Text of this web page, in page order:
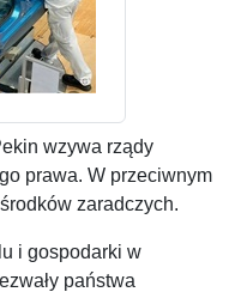
wzywa rządy
prawa. W przeciwnym
zaradczych.
i gospodarki w
państwa